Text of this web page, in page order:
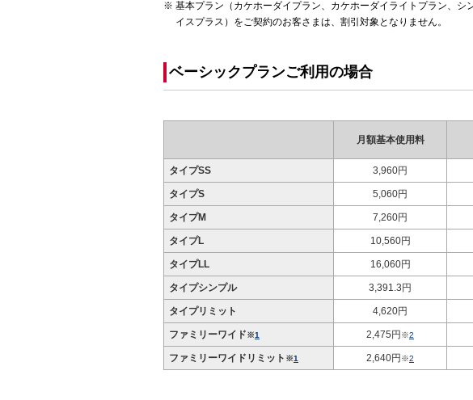
基本プラン（カケホーダイプラン、カケホーダイライトプラン、
イスプラス）をご契約のお客さまは、割引対象となりません。
ベーシックプランご利用の場合
月額基本使用料
タイプSS 3,960円
タイプS 5,060円
タイプM 7,260円
タイプL 10,560円
タイプLL 16,060円
タイプシンプル 3,391.3円
タイプリミット 4,620円
ファミリーワイド※1 2,475円 ※2
ファミリーワイドリミット ※1 2,640円 ※2